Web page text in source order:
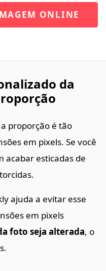
ONLINE
da
proporção é tão
em pixels. Se você
acabar esticadas de
ajuda a evitar esse
em pixels
foto seja alterada, o